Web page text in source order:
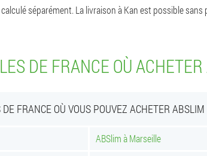
séparément. La livraison à Kan est possible sans
DE FRANCE OÙ
DE FRANCE OÙ VOUS POUVEZ ACHETER ABSLIM
ABSlim à Marseille